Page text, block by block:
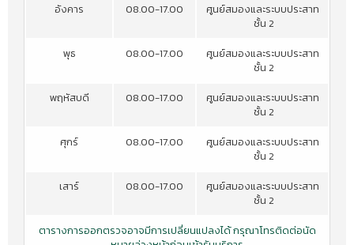
อังคาร
08.00-17.00
ศูนย์สมองและระบบประสาท
ชั้น 2
พุธ
08.00-17.00
ศูนย์สมองและระบบประสาท
ชั้น 2
พฤหัสบดี
08.00-17.00
ศูนย์สมองและระบบประสาท
ชั้น 2
ศุกร์
08.00-17.00
ศูนย์สมองและระบบประสาท
ชั้น 2
เสาร์
08.00-17.00
ศูนย์สมองและระบบประสาท
ชั้น 2
ตารางการออกตรวจอาจมีการเปลี่ยนแปลงได้ กรุณาโทรติดต่อนัด